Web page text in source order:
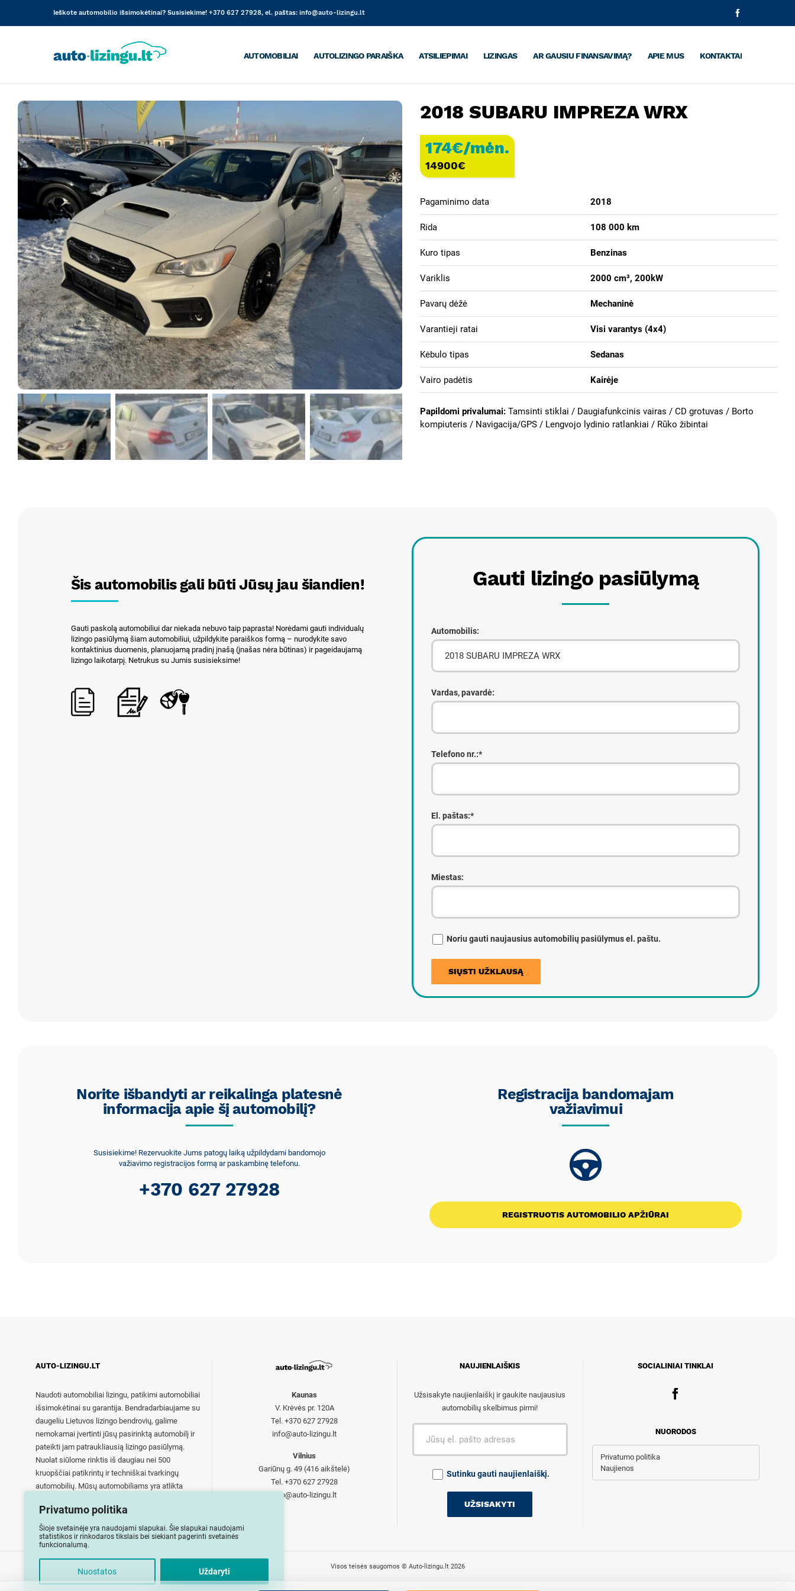
Privatumo politika
Šioje svetainėje yra naudojami slapukai. Šie slapukai naudojami
statistikos ir rinkodaros tikslais bei siekiant pagerinti svetainės
funkcionalumą.
Nuostatos Uždaryti
Ieškote automobilio išsimokėtinai? Susisiekime! +370 627 27928, el. paštas: info@auto-lizingu.lt
AUTOMOBILIAI AUTOLIZINGO PARAIŠKA ATSILIEPIMAI LIZINGAS AR GAUSIU FINANSAVIMĄ? APIE MUS KONTAKTAI
2018 SUBARU IMPREZA WRX
174€/mėn.
14900€
Pagaminimo data 2018
Rida 108 000 km
Kuro tipas Benzinas
Variklis 2000 cm³, 200kW
Pavarų dėžė Mechaninė
Varantieji ratai Visi varantys (4х4)
Kėbulo tipas Sedanas
Vairo padėtis Kairėje
Papildomi privalumai: Tamsinti stiklai / Daugiafunkcinis vairas / CD grotuvas / Borto
kompiuteris / Navigacija/GPS / Lengvojo lydinio ratlankiai / Rūko žibintai
Šis automobilis gali būti Jūsų jau šiandien!
Gauti paskolą automobiliui dar niekada nebuvo taip paprasta! Norėdami gauti individualų
lizingo pasiūlymą šiam automobiliui, užpildykite paraiškos formą – nurodykite savo
kontaktinius duomenis, planuojamą pradinį įnašą (įnašas nėra būtinas) ir pageidaujamą
lizingo laikotarpį. Netrukus su Jumis susisieksime!
Gauti lizingo pasiūlymą
Automobilis:
Vardas, pavardė:
Telefono nr.:*
El. paštas:*
Miestas:
Noriu gauti naujausius automobilių pasiūlymus el. paštu.
Norite išbandyti ar reikalinga platesnė
informacija apie šį automobilį?
Susisiekime! Rezervuokite Jums patogų laiką užpildydami bandomojo
važiavimo registracijos formą ar paskambinę telefonu.
+370 627 27928
Registracija bandomajam
važiavimui
REGISTRUOTIS AUTOMOBILIO APŽIŪRAI
AUTO-LIZINGU.LT
Naudoti automobiliai lizingu, patikimi automobiliai
išsimokėtinai su garantija. Bendradarbiaujame su
daugeliu Lietuvos lizingo bendrovių, galime
nemokamai įvertinti jūsų pasirinktą automobilį ir
pateikti jam patraukliausią lizingo pasiūlymą.
Nuolat siūlome rinktis iš daugiau nei 500
kruopščiai patikrintų ir techniškai tvarkingų
automobilių. Mūsų automobiliams yra atlikta
eksploatacijai.
Kaunas
V. Krėvės pr. 120A
Tel. +370 627 27928
info@auto-lizingu.lt
Vilnius
Gariūnų g. 49 (416 aikštelė)
Tel. +370 627 27928
info@auto-lizingu.lt
NAUJIENLAIŠKIS
Užsisakyte naujienlaiškį ir gaukite naujausius
automobilių skelbimus pirmi!
Sutinku gauti naujienlaiškį.
SOCIALINIAI TINKLAI
NUORODOS
Privatumo politika
Naujienos
Visos teisės saugomos © Auto-lizingu.lt 2026